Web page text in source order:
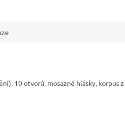
10 otvorů, mosazné hlásky, korpus